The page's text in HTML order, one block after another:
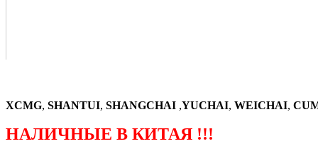
XCMG, SHANTUI, SHANGCHAI ,YUCHAI, WEICHAI,
НАЛИЧНЫЕ В КИТАЯ !!!